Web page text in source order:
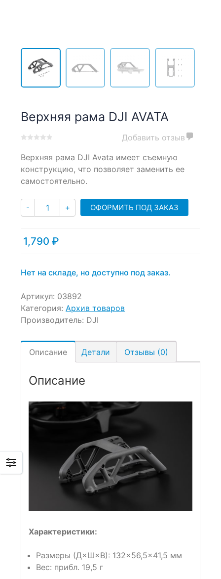
Верхняя рама DJI AVATA
out
on
Добавить отзыв
Верхняя рама DJI Avata имеет съемную
конструкцию, что позволяет заменить ее
самостоятельно.
- Количество
+ ОФОРМИТЬ ПОД ЗАКАЗ
1,790 ₽
Нет на складе, но доступно под заказ.
Артикул: 03892
Категория: Архив товаров
Производитель: DJI
Описание Детали Отзывы (0)
Описание
Характеристики:
Размеры (Д×Ш×В): 132×56,5×41,5 мм
Вес: прибл. 19,5 г